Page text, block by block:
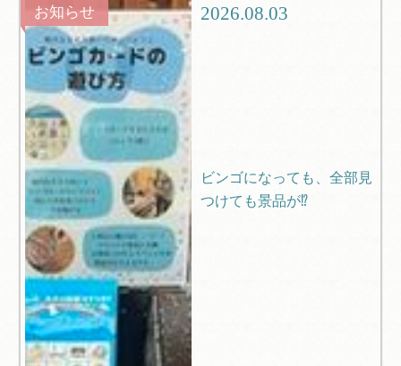
お知らせ 2026.08.03
ビンゴになっても、全部見
つけても景品が⁉